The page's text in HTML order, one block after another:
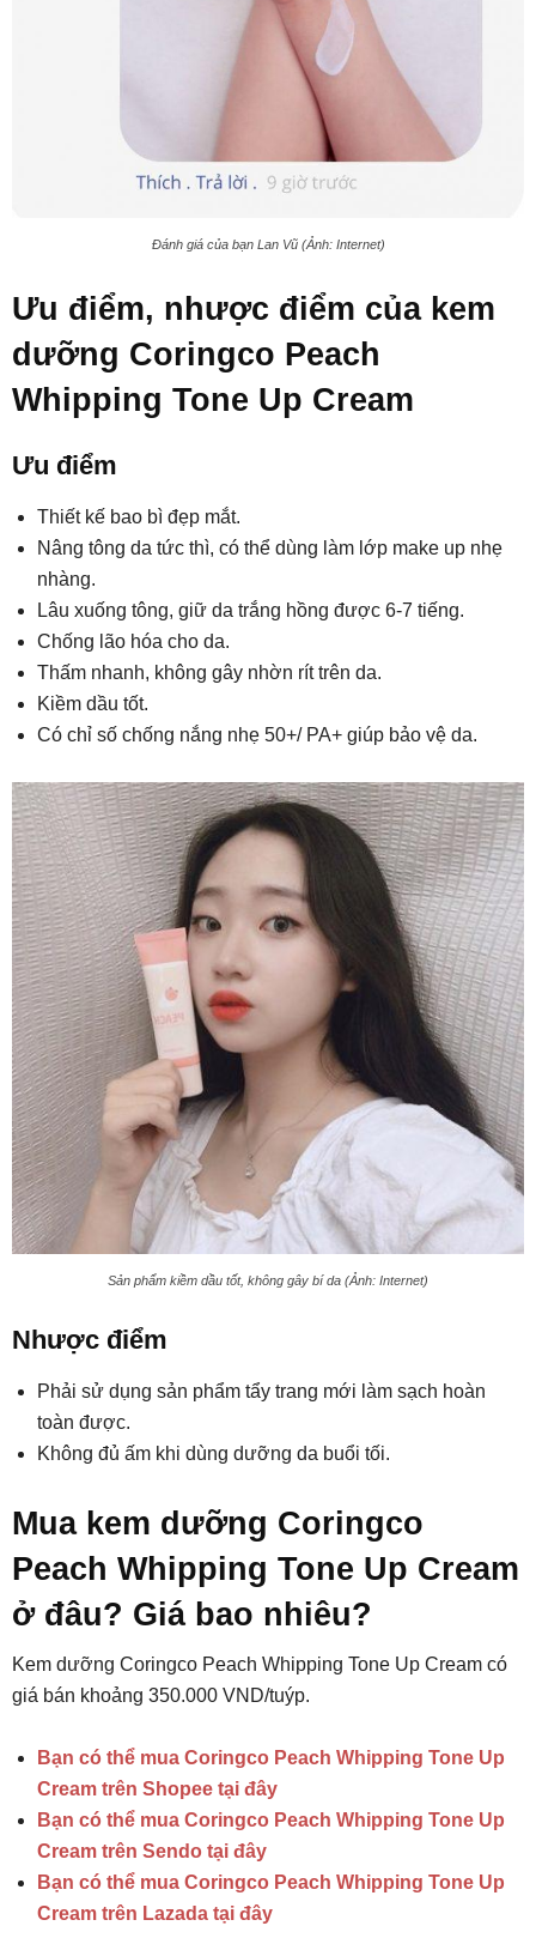
Đánh giá của bạn Lan Vũ (Ảnh: Internet)
Ưu điểm, nhược điểm của kem
dưỡng Coringco Peach
Whipping Tone Up Cream
Ưu điểm
Thiết kế bao bì đẹp mắt.
Nâng tông da tức thì, có thể dùng làm lớp make up nhẹ
nhàng.
Lâu xuống tông, giữ da trắng hồng được 6-7 tiếng.
Chống lão hóa cho da.
Thấm nhanh, không gây nhờn rít trên da.
Kiềm dầu tốt.
Có chỉ số chống nắng nhẹ 50+/ PA+ giúp bảo vệ da.
Sản phẩm kiềm dầu tốt, không gây bí da (Ảnh: Internet)
Nhược điểm
Phải sử dụng sản phẩm tẩy trang mới làm sạch hoàn
toàn được.
Không đủ ấm khi dùng dưỡng da buổi tối.
Mua kem dưỡng Coringco
Peach Whipping Tone Up Cream
ở đâu? Giá bao nhiêu?
Kem dưỡng Coringco Peach Whipping Tone Up Cream có
giá bán khoảng 350.000 VND/tuýp.
Bạn có thể mua Coringco Peach Whipping Tone Up
Cream trên Shopee tại đây
Bạn có thể mua Coringco Peach Whipping Tone Up
Cream trên Sendo tại đây
Bạn có thể mua Coringco Peach Whipping Tone Up
Cream trên Lazada tại đây